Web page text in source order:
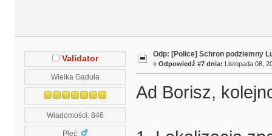
Validator
Wielka Gaduła
Wiadomości: 846
Płeć:
Odp: [Police] Schron podziemny
« Odpowiedź #7 dnia: Listopada 08,
Ad Borisz,